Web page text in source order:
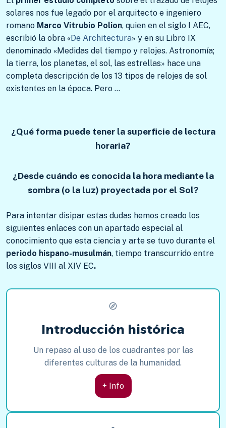
solares nos fue legado por el arquitecto e ingeniero
romano Marco Vitrubio Polion, quien en el siglo I AEC,
escribió la obra «De Architectura» y en su Libro IX
denominado «Medidas del tiempo y relojes. Astronomía;
la tierra, los planetas, el sol, las estrellas» hace una
completa descripción de los 13 tipos de relojes de sol
existentes en la época. Pero …
¿Qué forma puede tener la superficie de lectura
horaria?
¿Desde cuándo es conocida la hora mediante la
sombra (o la luz) proyectada por el Sol?
Para intentar disipar estas dudas hemos creado los
siguientes enlaces con un apartado especial al
conocimiento que esta ciencia y arte se tuvo durante el
periodo hispano-musulmán, tiempo transcurrido entre
los siglos VIII al XIV EC.
Introducción histórica
Un repaso al uso de los cuadrantes por las
diferentes culturas de la humanidad.
+ Info